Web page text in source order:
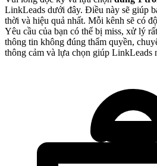
LinkLeads dưới đây. Điều này sẽ giúp
thời và hiệu quả nhất. Mỗi kênh sẽ có
Yêu cầu của bạn có thể bị miss, xử lý
thông tin không đúng thẩm quyền,
thông cảm và lựa chọn giúp LinkLeads